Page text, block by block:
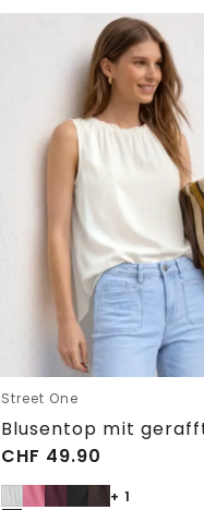
Street One
CHF 49.90
+ 1